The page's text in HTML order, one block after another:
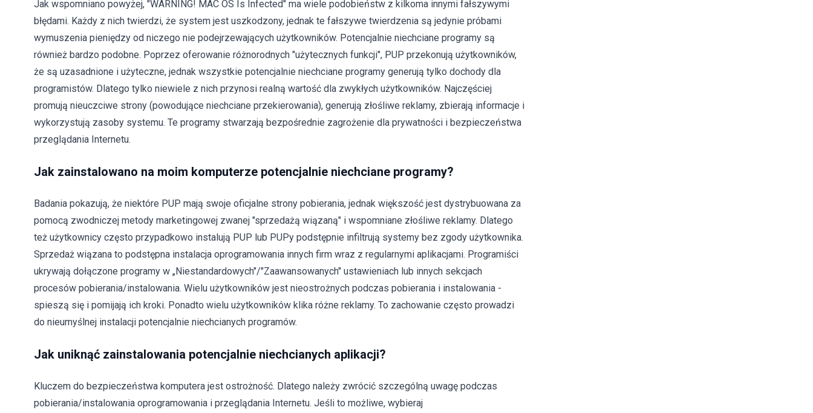
Jak wspomniano powyżej, "WARNING! MAC OS Is Infected" ma wiele podobieństw z kilkoma innymi fałszywymi
błędami. Każdy z nich twierdzi, że system jest uszkodzony, jednak te fałszywe twierdzenia są jedynie próbami
wymuszenia pieniędzy od niczego nie podejrzewających użytkowników. Potencjalnie niechciane programy są
również bardzo podobne. Poprzez oferowanie różnorodnych "użytecznych funkcji", PUP przekonują użytkowników,
że ​​są uzasadnione i użyteczne, jednak wszystkie potencjalnie niechciane programy generują tylko dochody dla
programistów. Dlatego tylko niewiele z nich przynosi realną wartość dla zwykłych użytkowników. Najczęściej
promują nieuczciwe strony (powodujące niechciane przekierowania), generują złośliwe reklamy, zbierają informacje i
wykorzystują zasoby systemu. Te programy stwarzają bezpośrednie zagrożenie dla prywatności i bezpieczeństwa
przeglądania Internetu.
Jak zainstalowano na moim komputerze potencjalnie niechciane programy?
Badania pokazują, że niektóre PUP mają swoje oficjalne strony pobierania, jednak większość jest dystrybuowana za
pomocą zwodniczej metody marketingowej zwanej "sprzedażą wiązaną" i wspomniane złośliwe reklamy. Dlatego
też użytkownicy często przypadkowo instalują PUP lub PUPy podstępnie infiltrują systemy bez zgody użytkownika.
Sprzedaż wiązana to podstępna instalacja oprogramowania innych firm wraz z regularnymi aplikacjami. Programiści
ukrywają dołączone programy w „Niestandardowych"/"Zaawansowanych" ustawieniach lub innych sekcjach
procesów pobierania/instalowania. Wielu użytkowników jest nieostrożnych podczas pobierania i instalowania -
spieszą się i pomijają ich kroki. Ponadto wielu użytkowników klika różne reklamy. To zachowanie często prowadzi
do nieumyślnej instalacji potencjalnie niechcianych programów.
Jak uniknąć zainstalowania potencjalnie niechcianych aplikacji?
Kluczem do bezpieczeństwa komputera jest ostrożność. Dlatego należy zwrócić szczególną uwagę podczas
pobierania/instalowania oprogramowania i przeglądania Internetu. Jeśli to możliwe, wybieraj